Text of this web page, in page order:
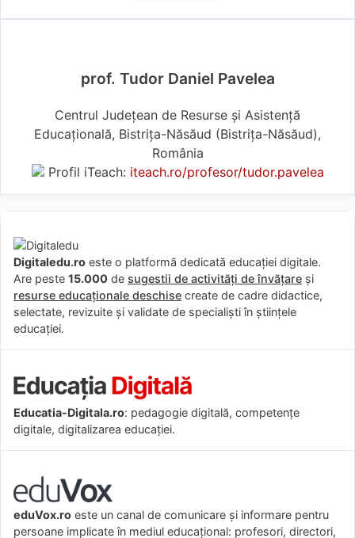
prof. Tudor Daniel Pavelea
Centrul Județean de Resurse și Asistență
Educațională, Bistrița-Năsăud (Bistriţa-Năsăud),
România
Profil iTeach: iteach.ro/profesor/tudor.pavelea
Digitaledu.ro este o platformă dedicată educației digitale.
Are peste 15.000 de sugestii de activități de învățare și
resurse educaționale deschise create de cadre didactice,
selectate, revizuite și validate de specialiști în științele
educației.
Educatia-Digitala.ro: pedagogie digitală, competențe
digitale, digitalizarea educației.
eduVox.ro este un canal de comunicare și informare pentru
persoane implicate în mediul educațional: profesori, directori,